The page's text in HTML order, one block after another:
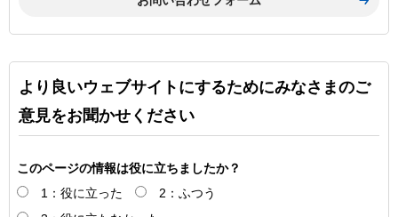
より良いウェブサイトにするためにみなさまのご
意見をお聞かせください
このページの情報は役に立ちましたか？
1：役に立った
2：ふつう